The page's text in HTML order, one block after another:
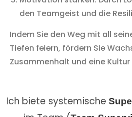
den Teamgeist und die
Indem Sie den Weg mit all
Tiefen feiern, fördern Sie
Zusammenhalt und eine
Ich biete systemische